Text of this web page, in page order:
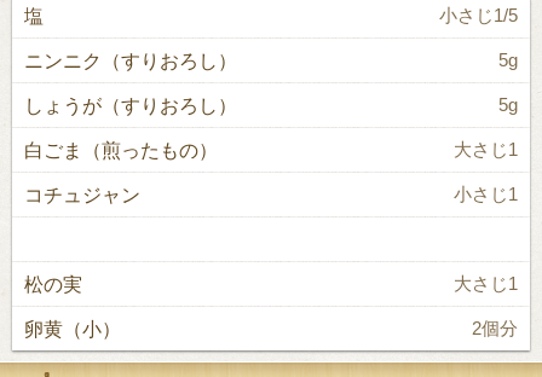
塩 小さじ1/5
ニンニク（すりおろし） 5g
しょうが（すりおろし） 5g
白ごま（煎ったもの） 大さじ1
コチュジャン 小さじ1
松の実 大さじ1
卵黄（小） 2個分